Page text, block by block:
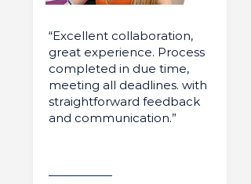
“Excellent collaboration,
great experience. Process
completed in due time,
meeting all deadlines. with
straightforward feedback
and communication.”